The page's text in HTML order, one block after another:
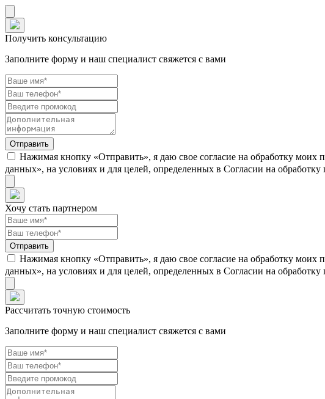
Получить консультацию
Заполните форму и наш специалист свяжется с вами
Нажимая кнопку «Отправить», я даю свое согласие на обработку
данных», на условиях и для целей, определенных в Согласии на
Хочу стать партнером
Нажимая кнопку «Отправить», я даю свое согласие на обработку
данных», на условиях и для целей, определенных в Согласии на
Рассчитать точную стоимость
Заполните форму и наш специалист свяжется с вами